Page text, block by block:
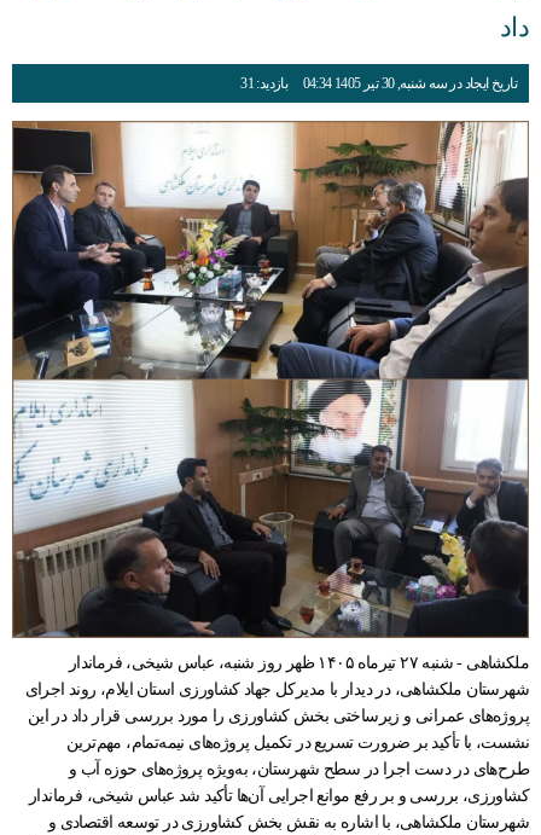
داد
تاریخ ایجاد در سه شنبه, 30 تیر 1405 04:34 بازدید: 31
ملکشاهی - شنبه ۲۷ تیرماه ۱۴۰۵ ظهر روز شنبه، عباس شیخی، فرماندار
شهرستان ملکشاهی، در دیدار با مدیرکل جهاد کشاورزی استان ایلام، روند اجرای
پروژه‌های عمرانی و زیرساختی بخش کشاورزی را مورد بررسی قرار داد در این
نشست، با تأکید بر ضرورت تسریع در تکمیل پروژه‌های نیمه‌تمام، مهم‌ترین
طرح‌های در دست اجرا در سطح شهرستان، به‌ویژه پروژه‌های حوزه آب و
کشاورزی، بررسی و بر رفع موانع اجرایی آن‌ها تأکید شد عباس شیخی، فرماندار
شهرستان ملکشاهی، با اشاره به نقش بخش کشاورزی در توسعه اقتصادی و